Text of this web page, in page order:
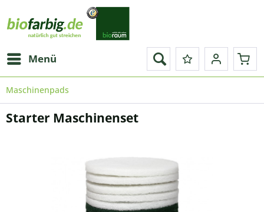
Menü
Maschinenpads
Starter Maschinenset